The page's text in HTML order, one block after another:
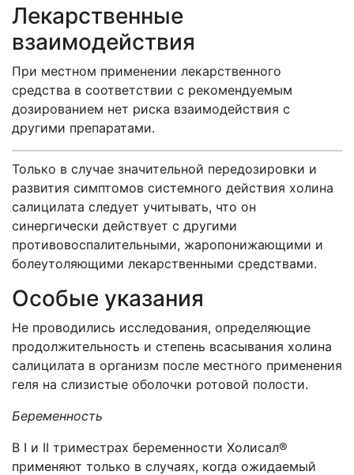
Лекарственные
взаимодействия
При местном применении лекарственного
средства в соответствии с рекомендуемым
дозированием нет риска взаимодействия с
другими препаратами.
Только в случае значительной передозировки и
развития симптомов системного действия холина
салицилата следует учитывать, что он
синергически действует с другими
противовоспалительными, жаропонижающими и
болеутоляющими лекарственными средствами.
Особые указания
Не проводились исследования, определяющие
продолжительность и степень всасывания холина
салицилата в организм после местного применения
геля на слизистые оболочки ротовой полости.
Беременность
В I и II триместрах беременности Холисал®
применяют только в случаях, когда ожидаемый